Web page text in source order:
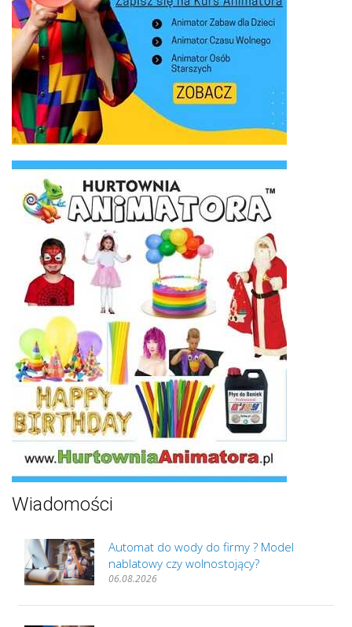
Wiadomości
Automat do wody do firmy ? Model
nablatowy czy wolnostojący?
06.08.2026